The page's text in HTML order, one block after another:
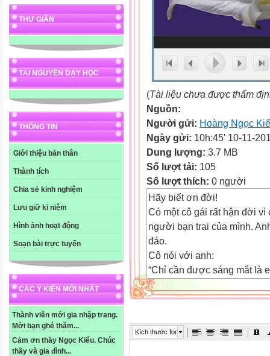
THƯ GIÃN
TÀI NGUYÊN DẠY HỌC
THÔNG TIN
Giới thiệu bản thân
Thành tích
Chia sẻ kinh nghiệm
Lưu giữ kỉ niệm
Hình ảnh hoạt động
Soạn bài trực tuyến
CÁC Ý KIẾN MỚI NHẤT
Thành viên mới gia nhập trang.
Mời bạn ghé thăm...
Cảm ơn thầy Ngọc Kiểu. Chúc
thầy và gia đình...
(Tài liệu chưa được thẩm
Nguồn:
Người gửi: Hoàng Ngọc
Ngày gửi: 10h:45' 10-11-
Dung lượng: 3.7 MB
Số lượt tải: 105
Số lượt thích: 0 người
Hãy biết ơn đời!
Có một cô gái rất hận đời
người bạn trai của mình.
đáo.
Cô nói với anh:
“Chỉ cần được sáng mắt là
làm chồng ngay.”
Một ngày kia, có người
Anh hỏi cô: “Bây giờ thấy
Cô gái nhìn anh bạn của
Kích thước font